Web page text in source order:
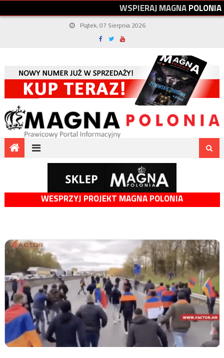
WSPIERAJMAGNAPOLONIA
Piątek, 07 Sierpnia 2026
WESPRZYJ PROJEKT MAGNA POLONIA